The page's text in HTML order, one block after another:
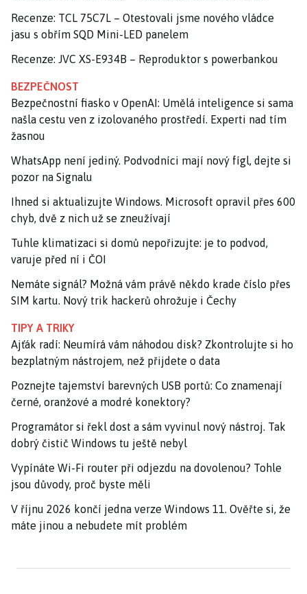
Recenze: TCL 75C7L – Otestovali jsme nového vládce
jasu s obřím SQD Mini-LED panelem
Recenze: JVC XS-E934B – Reproduktor s powerbankou
BEZPEČNOST
Bezpečnostní fiasko v OpenAI: Umělá inteligence si sama
našla cestu ven z izolovaného prostředí. Experti nad tím
žasnou
WhatsApp není jediný. Podvodníci mají nový fígl, dejte si
pozor na Signalu
Ihned si aktualizujte Windows. Microsoft opravil přes 600
chyb, dvě z nich už se zneužívají
Tuhle klimatizaci si domů nepořizujte: je to podvod,
varuje před ní i ČOI
Nemáte signál? Možná vám právě někdo krade číslo přes
SIM kartu. Nový trik hackerů ohrožuje i Čechy
TIPY A TRIKY
Ajťák radí: Neumírá vám náhodou disk? Zkontrolujte si ho
bezplatným nástrojem, než přijdete o data
Poznejte tajemství barevných USB portů: Co znamenají
černé, oranžové a modré konektory?
Programátor si řekl dost a sám vyvinul nový nástroj. Tak
dobrý čistič Windows tu ještě nebyl
Vypínáte Wi-Fi router při odjezdu na dovolenou? Tohle
jsou důvody, proč byste měli
V říjnu 2026 končí jedna verze Windows 11. Ověřte si, že
máte jinou a nebudete mít problém